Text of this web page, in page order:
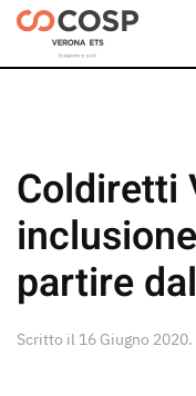
Skip
Coldiretti
partire
Scritto il 16 Giugno 2020.